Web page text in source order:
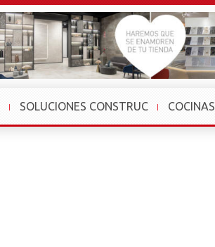
SOLUCIONES CONSTRUC COCINAS